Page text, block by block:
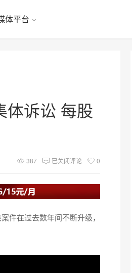
体平台
体诉讼 每股
387 已关闭评论 0
件在过去数年间不断升级，